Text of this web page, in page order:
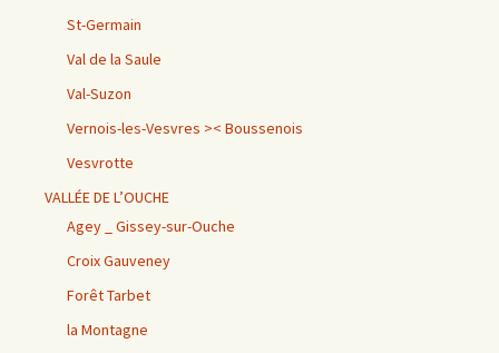
St-Germain
Val de la Saule
Val-Suzon
Vernois-les-Vesvres >< Boussenois
Vesvrotte
VALLÉE DE L’OUCHE
Agey _ Gissey-sur-Ouche
Croix Gauveney
Forêt Tarbet
la Montagne